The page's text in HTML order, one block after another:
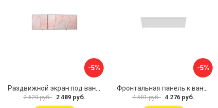
-5%
2 620 руб. 2 489 руб.
-5%
4 501 руб. 4 276 руб.